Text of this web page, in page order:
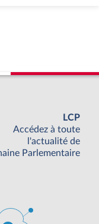
LCP
Accédez à toute
l'actualité de
Parlementaire